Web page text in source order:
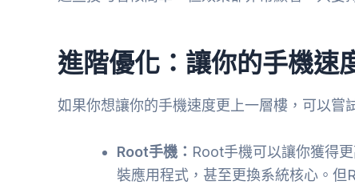
進階優化：讓你的手機速
如果你想讓你的手機速度更上一層樓，可以嘗
Root手機： Root手機可以讓你獲得
裝應用程式，甚至更換系統核心。